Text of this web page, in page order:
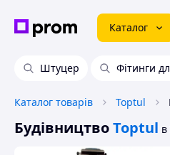
Каталог
Штуцер Фітинги
Каталог товарів Toptul
БудівництвоToptul в